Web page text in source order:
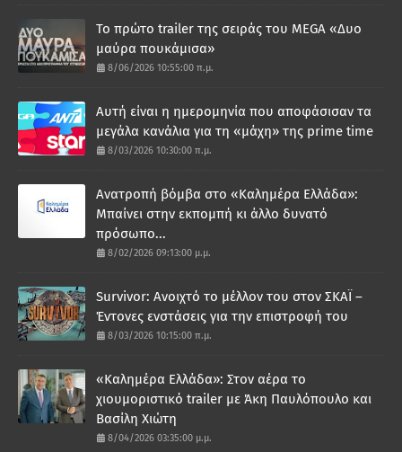
Το πρώτο trailer της σειράς του MEGA «Δυο
μαύρα πουκάμισα»
8/06/2026 10:55:00 π.μ.
Αυτή είναι η ημερομηνία που αποφάσισαν τα
μεγάλα κανάλια για τη «μάχη» της prime time
8/03/2026 10:30:00 π.μ.
Ανατροπή βόμβα στο «Καλημέρα Ελλάδα»:
Μπαίνει στην εκπομπή κι άλλο δυνατό
πρόσωπο...
8/02/2026 09:13:00 μ.μ.
Survivor: Ανοιχτό το μέλλον του στον ΣΚΑΪ –
Έντονες ενστάσεις για την επιστροφή του
8/03/2026 10:15:00 π.μ.
«Καλημέρα Ελλάδα»: Στον αέρα το
χιουμοριστικό trailer με Άκη Παυλόπουλο και
Βασίλη Χιώτη
8/04/2026 03:35:00 μ.μ.